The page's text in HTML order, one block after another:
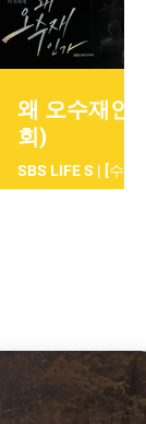
왜 오수재인
회)
SBS LIFE S | [수]